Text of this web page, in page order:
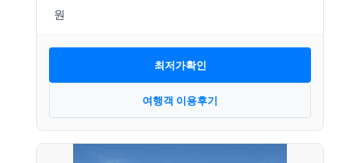
최저가확인
여행객 이용후기